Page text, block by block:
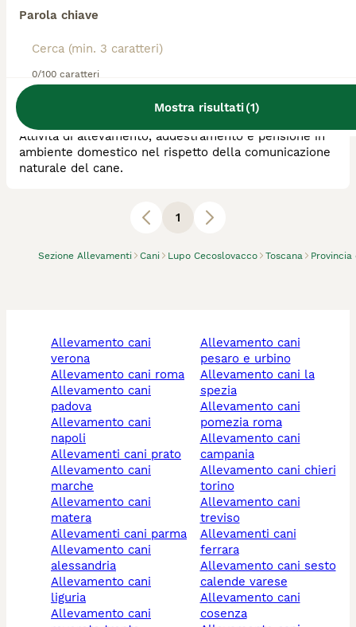
Parola chiave
0/100 caratteri
Mostra risultati(1)
Sezione Allevamenti Cani Lupo Cecoslovacco Toscana Provincia
Allevatore Con Affisso
0 animali disponibili
Casina
Attività di allevamento, addestramento e pensione in
ambiente domestico nel rispetto della comunicazione
naturale del cane.
1
allevamento cani
verona
allevamento cani roma
allevamento cani
padova
allevamento cani
napoli
allevamenti cani prato
allevamento cani
marche
allevamento cani
matera
allevamenti cani parma
allevamento cani
alessandria
allevamento cani
liguria
allevamento cani
allevamento cani
pesaro e urbino
allevamento cani la
spezia
allevamento cani
pomezia roma
allevamento cani
campania
allevamento cani chieri
torino
allevamento cani
treviso
allevamenti cani
ferrara
allevamento cani sesto
calende varese
allevamento cani
cosenza